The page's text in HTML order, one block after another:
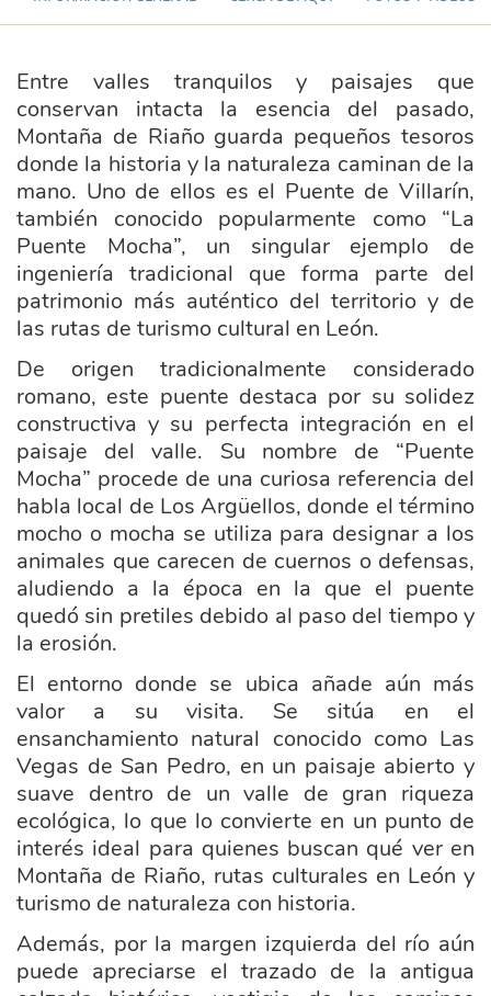
Entre valles tranquilos y paisajes que
conservan intacta la esencia del pasado,
Montaña de Riaño guarda pequeños tesoros
donde la historia y la naturaleza caminan de la
mano. Uno de ellos es el Puente de Villarín,
también conocido popularmente como “La
Puente Mocha”, un singular ejemplo de
ingeniería tradicional que forma parte del
patrimonio más auténtico del territorio y de
las rutas de turismo cultural en León.
De origen tradicionalmente considerado
romano, este puente destaca por su solidez
constructiva y su perfecta integración en el
paisaje del valle. Su nombre de “Puente
Mocha” procede de una curiosa referencia del
habla local de Los Argüellos, donde el término
mocho o mocha se utiliza para designar a los
animales que carecen de cuernos o defensas,
aludiendo a la época en la que el puente
quedó sin pretiles debido al paso del tiempo y
la erosión.
El entorno donde se ubica añade aún más
valor a su visita. Se sitúa en el
ensanchamiento natural conocido como Las
Vegas de San Pedro, en un paisaje abierto y
suave dentro de un valle de gran riqueza
ecológica, lo que lo convierte en un punto de
interés ideal para quienes buscan qué ver en
Montaña de Riaño, rutas culturales en León y
turismo de naturaleza con historia.
Además, por la margen izquierda del río aún
puede apreciarse el trazado de la antigua